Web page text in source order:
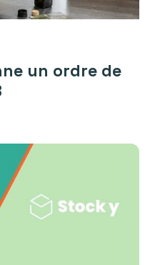
un ordre de